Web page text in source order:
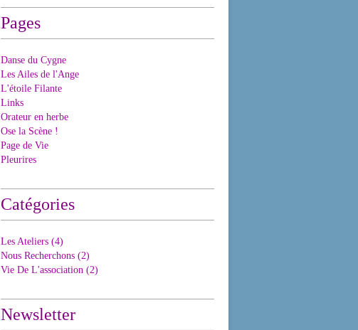
Pages
Danse du Cygne
Les Ailes de l'Ange
L'étoile Filante
Links
Orateur en herbe
Ose la Scène !
Page de Vie
Pleurires
Catégories
Les Ateliers (4)
Nous Recherchons (2)
Vie De L'association (2)
Newsletter